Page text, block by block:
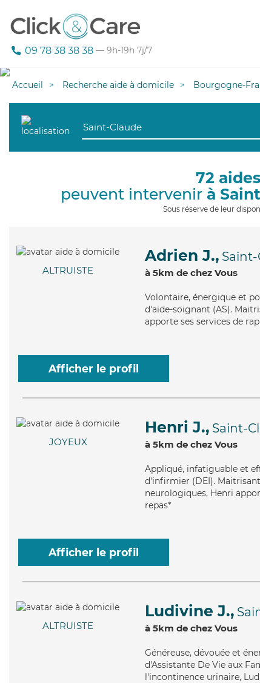
09 78 38 38 38 — 9h-19h 7j/7
Accueil Recherche aide à domicile Bourgogne-
72
peuvent intervenir à
Sous réserve de leur
ALTRUISTE
Adrien J.,
à 5km de chez Vous
Volontaire, énergique et
d'aide-soignant (AS).
apporte ses services de
Afficher le profil
JOYEUX
Henri J., Saint-
à 5km de chez Vous
Appliqué, infatiguable et
d'infirmier (DEI).
neurologiques, Henri
repas*
Afficher le profil
ALTRUISTE
Ludivine J.,
à 5km de chez Vous
Généreuse, dévouée et
d'Assistante De Vie aux
l'incontinence urinaire,